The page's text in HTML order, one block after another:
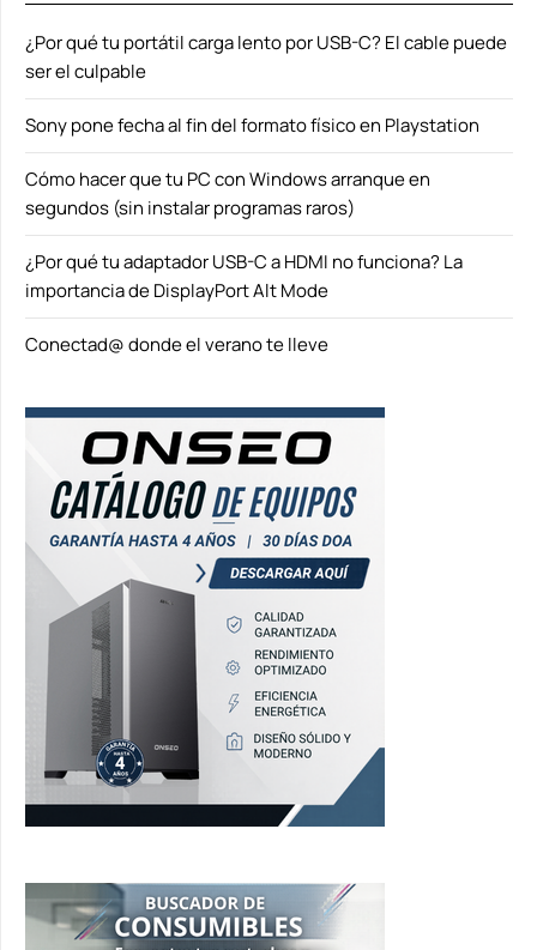
¿Por qué tu portátil carga lento por USB-C? El cable puede
ser el culpable
Sony pone fecha al fin del formato físico en Playstation
Cómo hacer que tu PC con Windows arranque en
segundos (sin instalar programas raros)
¿Por qué tu adaptador USB-C a HDMI no funciona? La
importancia de DisplayPort Alt Mode
Conectad@ donde el verano te lleve